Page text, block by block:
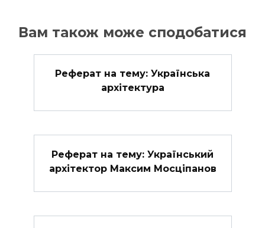
Вам також може сподобатися
Реферат на тему: Українська
архітектура
Реферат на тему: Український
архітектор Максим Мосціпанов